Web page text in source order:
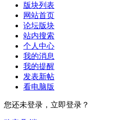
版块列表
网站首页
论坛版块
站内搜索
个人中心
我的消息
我的提醒
发表新帖
看电脑版
您还未登录，立即登录？